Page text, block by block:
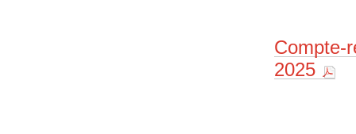
Compte-
2025